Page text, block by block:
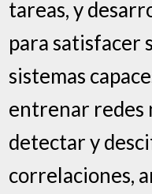
tareas, y
para satisfacer
sistemas
entrenar redes
detectar y
correlaciones,